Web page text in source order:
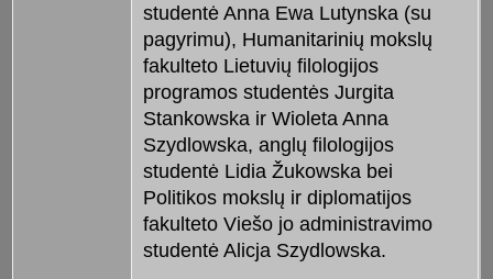
studentė Anna Ewa Lutynska (su
pagyrimu), Humanitarinių mokslų
fakulteto Lietuvių filologijos
programos studentės Jurgita
Stankowska ir Wioleta Anna
Szydlowska, anglų filologijos
studentė Lidia Žukowska bei
Politikos mokslų ir diplomatijos
fakulteto Viešo jo administravimo
studentė Alicja Szydlowska.